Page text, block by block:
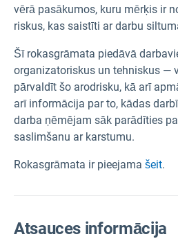
vērā pasākumos, kuru mērķis ir
riskus, kas saistīti ar darbu
Šī rokasgrāmata piedāvā
organizatoriskus un tehniskus —
pārvaldīt šo arodrisku, kā arī
arī informācija par to, kādas
darba ņēmējam sāk parādīties
saslimšanu ar karstumu.
Rokasgrāmata ir pieejama šeit.
Atsauces informācija